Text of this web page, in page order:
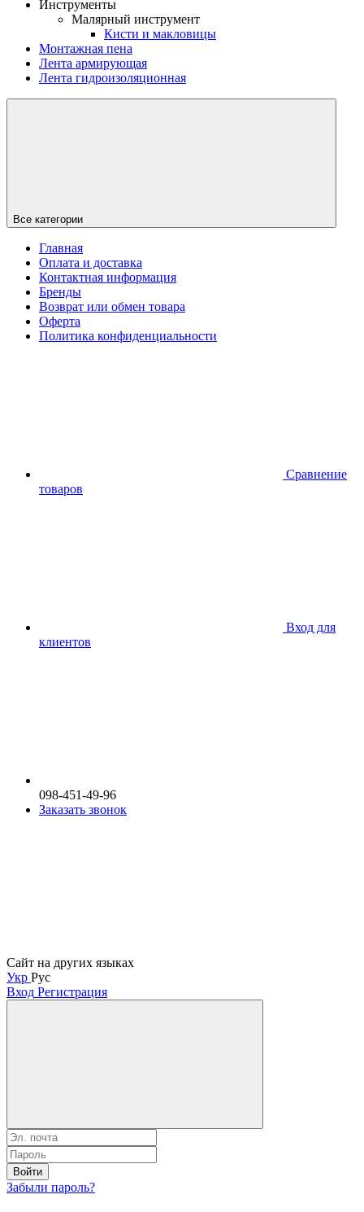
Инструменты
Малярный инструмент
Кисти и макловицы
Монтажная пена
Лента армирующая
Лента гидроизоляционная
Все категории
Главная
Оплата и доставка
Контактная информация
Бренды
Возврат или обмен товара
Оферта
Политика конфиденциальности
Сравнение
товаров
Вход для
клиентов
098-451-49-96
Заказать звонок
Сайт на других языках
Укр Рус
Вход Регистрация
Войти
Забыли пароль?